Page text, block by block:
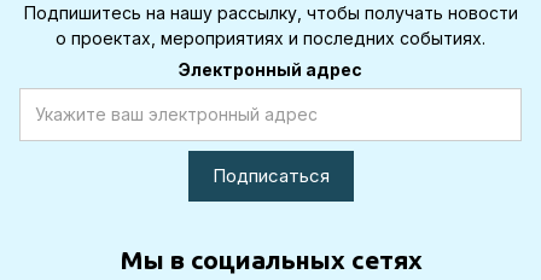
Подпишитесь на нашу рассылку, чтобы получать новости
о проектах, мероприятиях и последних событиях.
Электронный адрес
Мы в социальных сетях